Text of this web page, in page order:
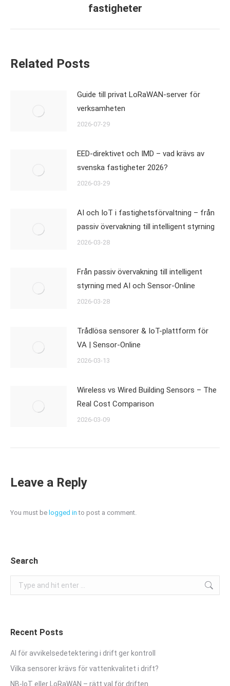
post:
fastigheter
Related Posts
Guide till privat LoRaWAN-server för
verksamheten
2026-07-29
EED-direktivet och IMD – vad krävs av
svenska fastigheter 2026?
2026-03-29
AI och IoT i fastighetsförvaltning – från
passiv övervakning till intelligent styrning
2026-03-28
Från passiv övervakning till intelligent
styrning med AI och Sensor-Online
2026-03-28
Trådlösa sensorer & IoT-plattform för
VA | Sensor-Online
2026-03-13
Wireless vs Wired Building Sensors – The
Real Cost Comparison
2026-03-09
Leave a Reply
You must be logged in to post a comment.
Search
Search:
Recent Posts
AI för avvikelsedetektering i drift ger kontroll
Vilka sensorer krävs för vattenkvalitet i drift?
NB-IoT eller LoRaWAN – rätt val för driften